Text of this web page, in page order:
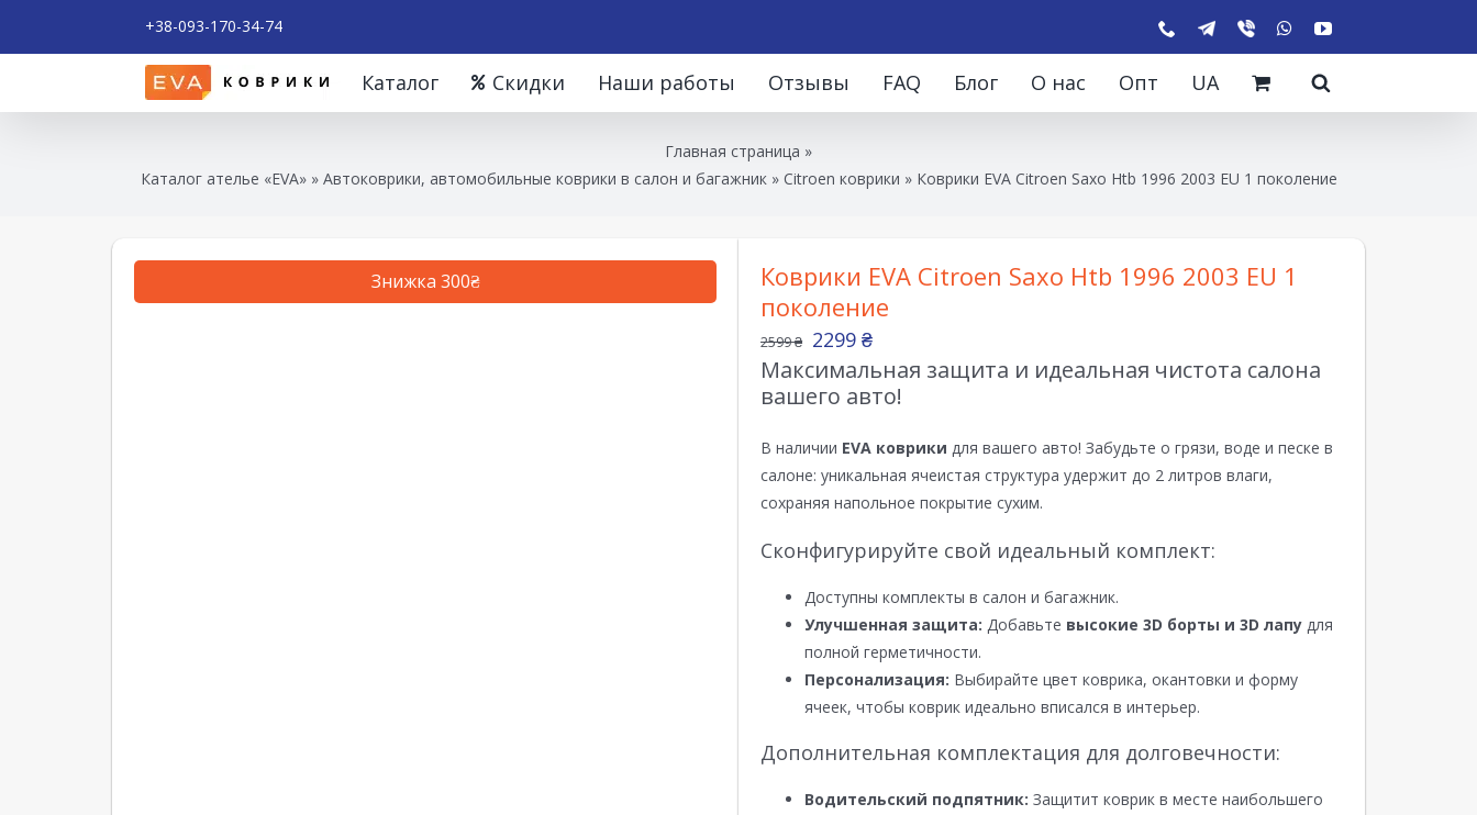
+38-093-170-34-74
Каталог Скидки Наши работы Отзывы FAQ Блог О нас Опт UA
Главная страница »
Каталог ателье «EVA»» Автоковрики, автомобильные коврики в салон и багажник » Citroen коврики » Коврики EVA Citroen Saxo Htb 1996 2003 EU 1 поколение
Знижка 300₴
Коврики EVA Citroen Saxo Htb 1996 2003 EU 1
поколение
2599₴ 2299 ₴
Максимальная защита и идеальная чистота салона
вашего авто!
В наличии EVA коврики для вашего авто! Забудьте о грязи, воде и песке в
салоне: уникальная ячеистая структура удержит до 2 литров влаги,
сохраняя напольное покрытие сухим.
Сконфигурируйте свой идеальный комплект:
Доступны комплекты в салон и багажник.
Улучшенная защита: Добавьте высокие 3D борты и 3D лапу для
полной герметичности.
Персонализация: Выбирайте цвет коврика, окантовки и форму
ячеек, чтобы коврик идеально вписался в интерьер.
Дополнительная комплектация для долговечности:
Водительский подпятник: Защитит коврик в месте наибольшего